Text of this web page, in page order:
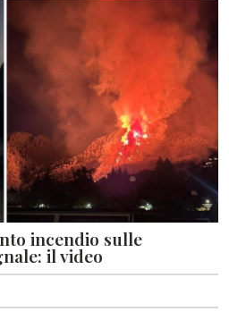
incendio sulle
il video